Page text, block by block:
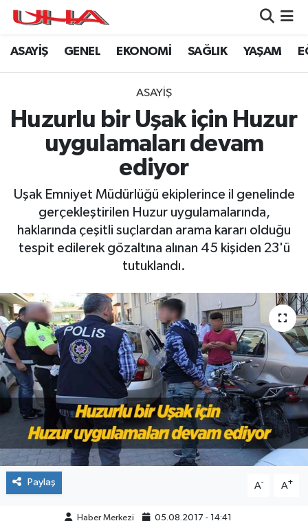
ASAYİŞ GENEL EKONOMİ SAĞLIK YAŞAM
ASAYİŞ
Huzurlu bir Uşak için Huzur
uygulamaları devam
ediyor
Uşak Emniyet Müdürlüğü ekiplerince il genelinde
gerçekleştirilen Huzur uygulamalarında,
haklarında çeşitli suçlardan arama kararı olduğu
tespit edilerek gözaltına alınan 45 kişiden 23'ü
tutuklandı.
Paylaş A- A+
Haber Merkezi 05.08.2017 - 14:41
ASAYİŞ
GENEL
YAŞAM
SAĞLIK
LEZETLERİMİZ
EĞİTİM
ÇEVRE
DÜNYA
HABERDE İNSAN
BİLİM VE TEKNOLOJİ
KAMPANYALAR
Nöbetçi Eczaneler
Namaz Vakitleri
Trafik Durumu
Puan Durumu ve Fikstür
Tüm Manşetler
Son Dakika Haberleri
Haber Arşivi